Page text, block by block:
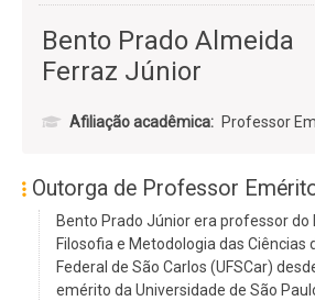
Bento Prado Almeida
Ferraz Júnior
Afiliação acadêmica Professor
Outorga de Professor
Bento Prado Júnior era professor
Filosofia e Metodologia das Ciências
Federal de São Carlos (UFSCar)
emérito da Universidade de São